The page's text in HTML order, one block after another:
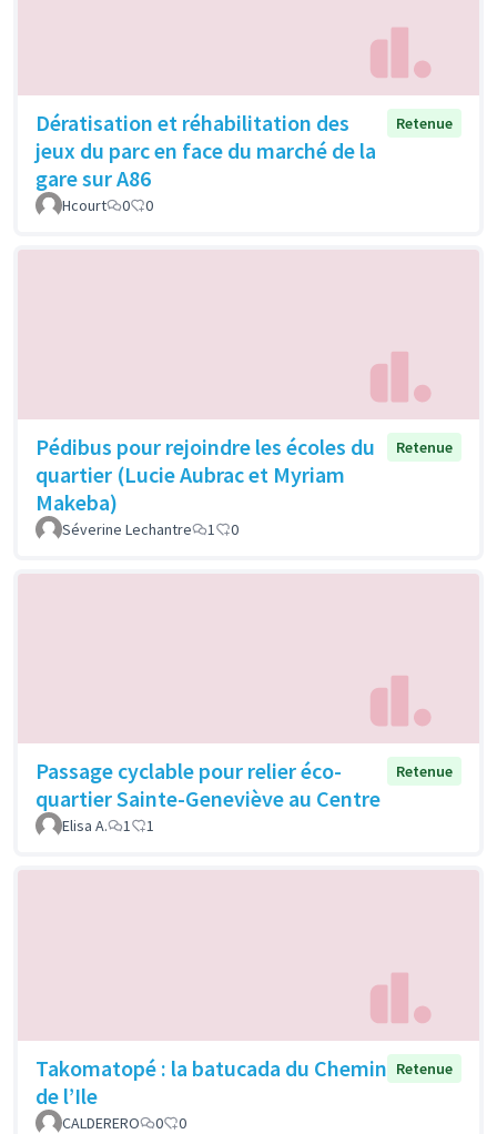
Dératisation et réhabilitation des
jeux du parc en face du marché de la
gare sur A86
Retenue
Hcourt 0 0
Pédibus pour rejoindre les écoles du
quartier (Lucie Aubrac et Myriam
Makeba)
Retenue
Séverine Lechantre 1 0
Passage cyclable pour relier éco-
quartier Sainte-Geneviève au Centre
Retenue
Elisa A. 1 1
Takomatopé : la batucada du Chemin
de l’Ile
Retenue
CALDERERO 0 0